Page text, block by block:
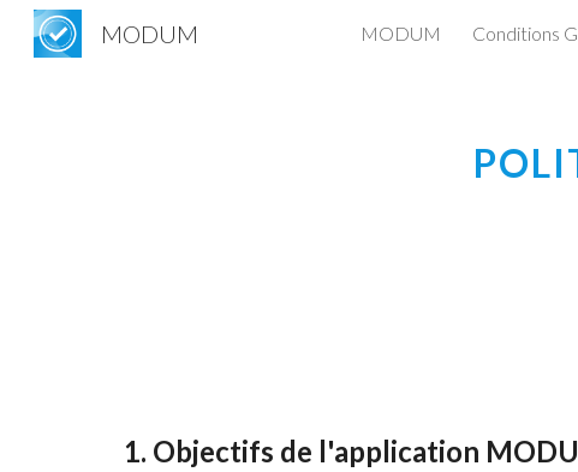
Skip
MODUM MODUM Conditions
1. Objectifs de l'application